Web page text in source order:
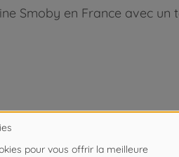
Smoby en France avec un